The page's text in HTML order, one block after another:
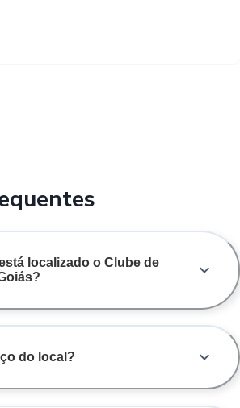
localizado o Clube de
do local?